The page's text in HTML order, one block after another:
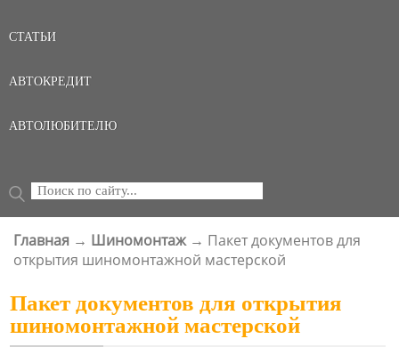
СТАТЬИ
АВТОКРЕДИТ
АВТОЛЮБИТЕЛЮ
ФОРМА ПОИСКА
Поиск
ВЫ ЗДЕСЬ
Главная → Шиномонтаж → Пакет документов для
открытия шиномонтажной мастерской
Пакет документов для открытия
шиномонтажной мастерской